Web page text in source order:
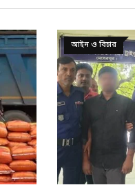
সারাদেশ